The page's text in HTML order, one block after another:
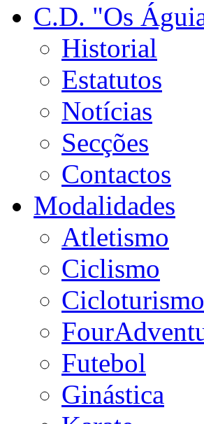
C.D. "Os
Historial
Estatutos
Notícias
Secções
Contactos
Modalidades
Atletismo
Ciclismo
Cicloturismo
Futebol
Ginástica